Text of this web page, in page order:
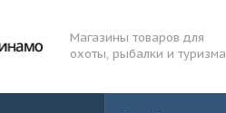
Магазины товаров для
охоты, рыбалки и туризма